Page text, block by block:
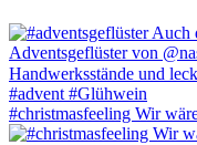
#christmasfeeling Wir